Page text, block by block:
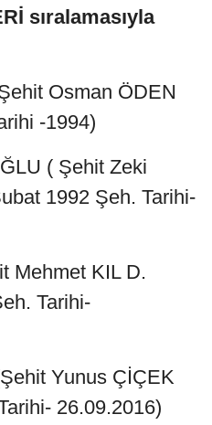
sıralamasıyla
Osman ÖDEN
-1994)
( Şehit Zeki
1992 Şeh. Tarihi-
Mehmet KIL D.
Tarihi-
Yunus ÇİÇEK
26.09.2016)